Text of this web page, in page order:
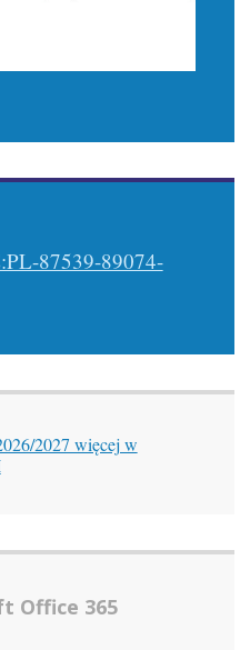
87539-89074-
2027 więcej w
Office 365